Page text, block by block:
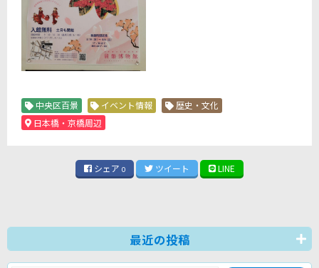
中央区百景 イベント情報
歴史・文化
日本橋・京橋周辺
シェア 0 ツイート LINE
最近の投稿